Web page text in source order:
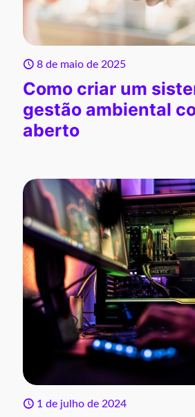
8 de maio de 2025
Como criar um
gestão ambiental
aberto
1 de julho de 2024